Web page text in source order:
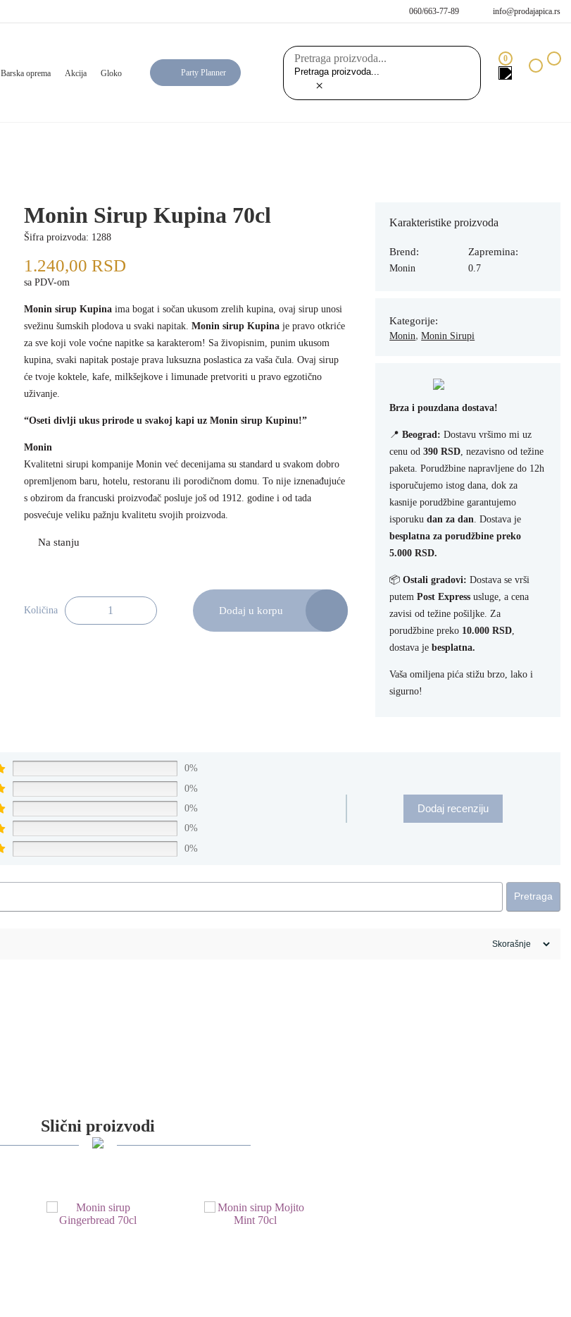
060/663-77-89 info@prodajapica.rs
Barska oprema Akcija Gloko Party Planner
Pretraga proizvoda...
×
0
Monin Sirup Kupina 70cl
Šifra proizvoda: 1288
1.240,00 RSD
sa PDV-om
Monin sirup Kupinaima bogat i sočan ukusom zrelih kupina, ovaj sirup unosi
svežinu šumskih plodova u svaki napitak. Monin sirup Kupinaje pravo otkriće
za sve koji vole voćne napitke sa karakterom! Sa živopisnim, punim ukusom
kupina, svaki napitak postaje prava luksuzna poslastica za vaša čula. Ovaj sirup
će tvoje koktele, kafe, milkšejkove i limunade pretvoriti u pravo egzotično
uživanje.
“Oseti divlji ukus prirode u svakoj kapi uz Monin sirup Kupinu!”
Monin
Kvalitetni sirupi kompanije Monin već decenijama su standard u svakom dobro
opremljenom baru, hotelu, restoranu ili porodičnom domu. To nije iznenađujuće
s obzirom da francuski proizvođač posluje još od 1912. godine i od tada
posvećuje veliku pažnju kvalitetu svojih proizvoda.
Količina Monin Sirup Kupina 70cl količinaDodaj u korpu
Karakteristike proizvoda
Brend:
Monin
Zapremina:
0.7
Kategorije:
Monin,Monin Sirupi
Brza i pouzdana dostava!
📍Beograd: Dostavu vršimo mi uz
cenu od390 RSD, nezavisno od težine
paketa. Porudžbine napravljene do 12h
isporučujemo istog dana, dok za
kasnije porudžbine garantujemo
isporukudan za dan. Dostava je
besplatna za porudžbine preko
5.000 RSD.
📦Ostali gradovi: Dostava se vrši
putemPost Express usluge, a cena
zavisi od težine pošiljke. Za
porudžbine preko 10.000 RSD,
dostava jebesplatna.
Vaša omiljena pića stižu brzo, lako i
sigurno!
0%
0%
0%
0%
0%
Dodaj recenziju
Pretraga
Slični proizvodi